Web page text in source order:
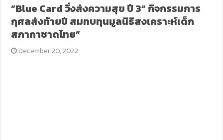
“Blue Card วิ่งส่งความสุข ปี 3” กิจกรรมการ
กุศลส่งท้ายปี สมทบทุนมูลนิธิสงเคราะห์เด็ก
สภากาชาดไทย”
December 20, 2022